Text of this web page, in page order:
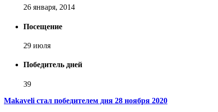
26 января, 2014
Посещение
29 июля
Победитель дней
39
Makaveli стал победителем дня 28 ноября 2020